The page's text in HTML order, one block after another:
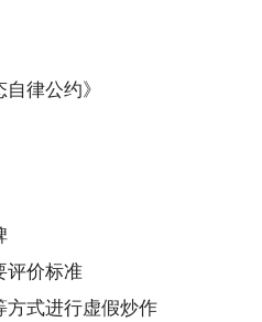
律公约》
评价标准
式进行虚假炒作